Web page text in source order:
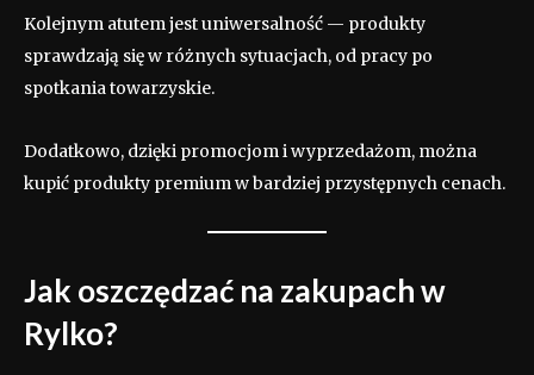
Kolejnym atutem jest uniwersalność — produkty
sprawdzają się w różnych sytuacjach, od pracy po
spotkania towarzyskie.
Dodatkowo, dzięki promocjom i wyprzedażom, można
kupić produkty premium w bardziej przystępnych cenach.
Jak oszczędzać na zakupach w
Rylko?